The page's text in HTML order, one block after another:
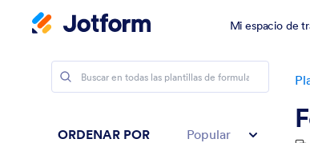
Mi espacio de
ORDENAR POR Popular